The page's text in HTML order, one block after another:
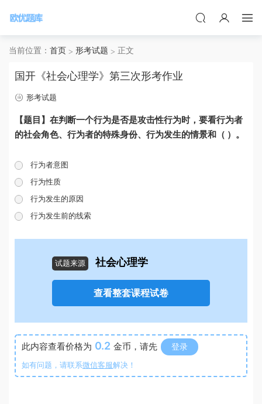
当前位置： 首页 形考试题 正文
国开《社会心理学》第三次形考作业
形考试题
【题目】在判断一个行为是否是攻击性行为时，要看行为者
的社会角色、行为者的特殊身份、行为发生的情景和（ ）。
行为者意图
行为性质
行为发生的原因
行为发生前的线索
试题来源 社会心理学
查看整套课程试卷
此内容查看价格为 0.2 金币，请先 登录
如有问题，请联系微信客服解决！